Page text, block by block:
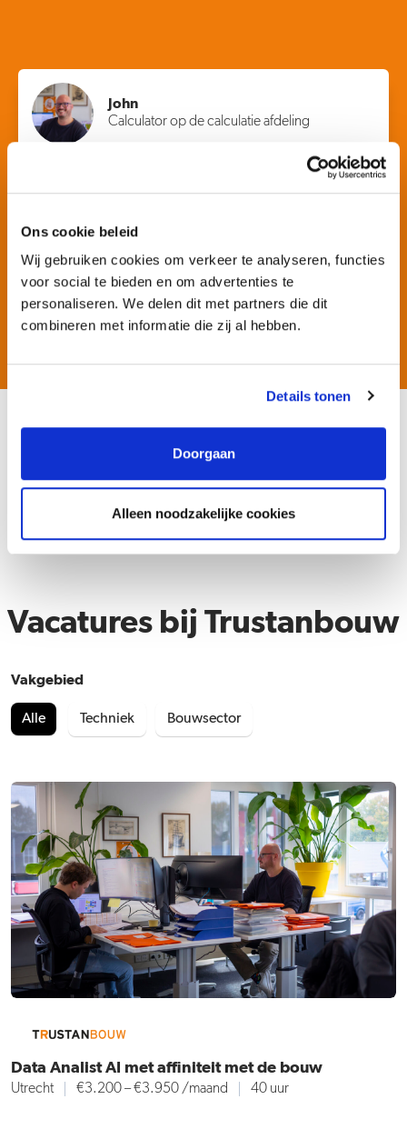
Ons cookie beleid
Wij gebruiken cookies om verkeer te analyseren, functies
voor social te bieden en om advertenties te
personaliseren. We delen dit met partners die dit
combineren met informatie die zij al hebben.
Details tonen
Doorgaan
Alleen noodzakelijke cookies
John
Calculator op de calculatie afdeling
Het is een ontzettend leuk bedrijf met gezellige collega's en
interessante projecten. Zowel de klanten als de projecten
Vacatures bij Trustanbouw
Vakgebied
Alle Techniek Bouwsector
Data Analist AI met affiniteit met de bouw
Utrecht €3.200 – €3.950/maand 40 uur